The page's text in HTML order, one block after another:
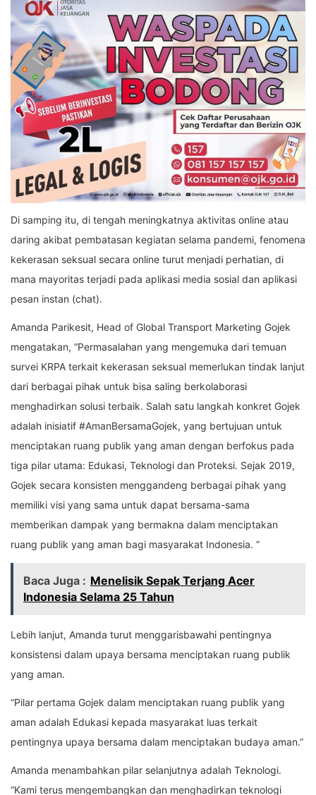
Di samping itu, di tengah meningkatnya aktivitas online atau
daring akibat pembatasan kegiatan selama pandemi, fenomena
kekerasan seksual secara online turut menjadi perhatian, di
mana mayoritas terjadi pada aplikasi media sosial dan aplikasi
pesan instan (chat).
Amanda Parikesit, Head of Global Transport Marketing Gojek
mengatakan, “Permasalahan yang mengemuka dari temuan
survei KRPA terkait kekerasan seksual memerlukan tindak lanjut
dari berbagai pihak untuk bisa saling berkolaborasi
menghadirkan solusi terbaik. Salah satu langkah konkret Gojek
adalah inisiatif #AmanBersamaGojek, yang bertujuan untuk
menciptakan ruang publik yang aman dengan berfokus pada
tiga pilar utama: Edukasi, Teknologi dan Proteksi. Sejak 2019,
Gojek secara konsisten menggandeng berbagai pihak yang
memiliki visi yang sama untuk dapat bersama-sama
memberikan dampak yang bermakna dalam menciptakan
ruang publik yang aman bagi masyarakat Indonesia. ”
Baca Juga : Menelisik Sepak Terjang Acer
Indonesia Selama 25 Tahun
Lebih lanjut, Amanda turut menggarisbawahi pentingnya
konsistensi dalam upaya bersama menciptakan ruang publik
yang aman.
“Pilar pertama Gojek dalam menciptakan ruang publik yang
aman adalah Edukasi kepada masyarakat luas terkait
pentingnya upaya bersama dalam menciptakan budaya aman.”
Amanda menambahkan pilar selanjutnya adalah Teknologi.
“Kami terus mengembangkan dan menghadirkan teknologi